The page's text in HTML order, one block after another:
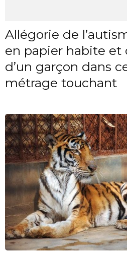
Allégorie de
en papier habite et
d’un garçon dans
métrage touchant